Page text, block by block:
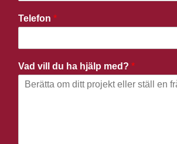
Telefon *
Vad vill du ha hjälp med? *